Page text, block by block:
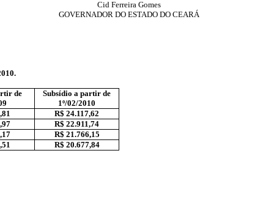
Cid Ferreira Gomes
GOVERNADOR DO ESTADO DO CEARÁ
de
Subsídio a partir de
1º/02/2010
R$ 24.117,62
R$ 22.911,74
R$ 21.766,15
R$ 20.677,84